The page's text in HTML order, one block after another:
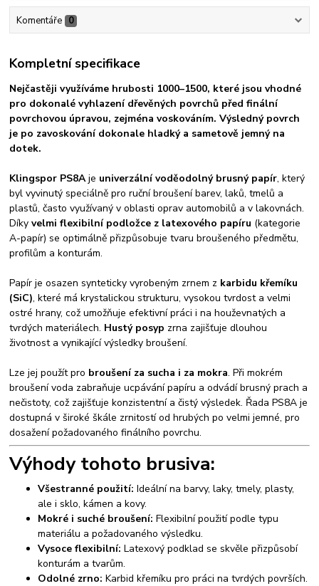
Komentáře 0
Kompletní specifikace
Nejčastěji využíváme hrubosti 1000–1500, které jsou vhodné
pro dokonalé vyhlazení dřevěných povrchů před finální
povrchovou úpravou, zejména voskováním. Výsledný povrch
je po zavoskování dokonale hladkýa sametově jemný na
dotek.
Klingspor PS8Aje univerzální voděodolný brusný papír, který
byl vyvinutý speciálně pro ruční broušení barev, laků, tmelů a
plastů, často využívaný v oblasti oprav automobilů a v lakovnách.
Díkyvelmi flexibilní podložce z latexového papíru (kategorie
A-papír) se optimálně přizpůsobuje tvaru broušeného předmětu,
profilům a konturám.
Papír je osazen synteticky vyrobeným zrnem z karbidu křemíku
(SiC), které má krystalickou strukturu, vysokou tvrdost a velmi
ostré hrany, což umožňuje efektivní práci i na houževnatých a
tvrdých materiálech. Hustý posyp zrna zajišťuje dlouhou
životnost a vynikající výsledky broušení.
Lze jej použít pro broušení za sucha i za mokra. Při mokrém
broušení voda zabraňuje ucpávání papíru a odvádí brusný prach a
nečistoty, což zajišťuje konzistentní a čistý výsledek. Řada PS8A je
dostupná v široké škále zrnitostí od hrubých po velmi jemné, pro
dosažení požadovaného finálního povrchu.
Výhody tohoto brusiva:
Všestranné použití: Ideální na barvy, laky, tmely, plasty,
ale i sklo, kámen a kovy.
Mokré i suché broušení: Flexibilní použití podle typu
materiálu a požadovaného výsledku.
Vysoce flexibilní: Latexový podklad se skvěle přizpůsobí
konturám a tvarům.
Odolné zrno: Karbid křemíku pro práci na tvrdých površích.